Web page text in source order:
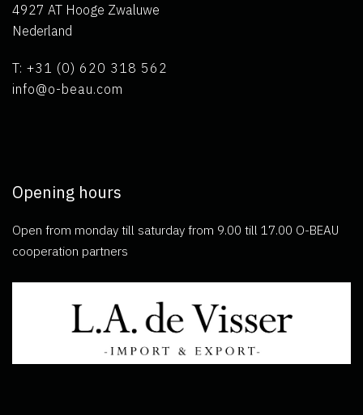
4927 AT Hooge Zwaluwe
Nederland
T: +31 (0) 620 318 562
info@o-beau.com
Opening hours
Open from monday till saturday from 9.00 till 17.00 O-BEAU
cooperation partners